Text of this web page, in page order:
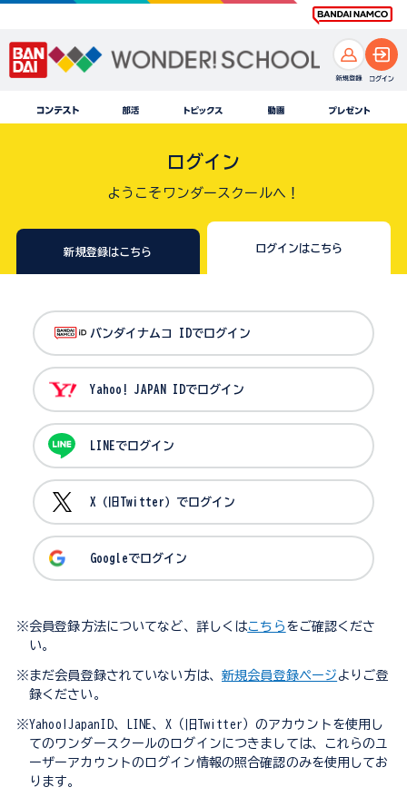
ログイン
ようこそワンダースクールへ！
新規登録はこちら ログインはこちら
バンダイナムコ IDでログイン
Yahoo! JAPAN IDでログイン
LINEでログイン
X（旧Twitter）でログイン
Googleでログイン
※会員登録方法についてなど、詳しくはこちら をご確認くださ
い。
※まだ会員登録されていない方は、 新規会員登録ページ よりご登
録ください。
※Yahoo!JapanID、LINE、X（旧Twitter）のアカウントを使用し
てのワンダースクールのログインにつきましては、これらのユ
ーザーアカウントのログイン情報の照合確認のみを使用してお
ります。